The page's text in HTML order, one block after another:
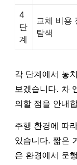
4
단
계
교체 비용
탐색
각 단계에서 놓
보겠습니다. 차
의할 점을 안내
주행 환경에 따
있습니다. 짧은
은 환경에서 운